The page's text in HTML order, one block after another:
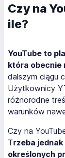
Czy na
ile?
YouTube to
która obecnie
dalszym ciągu
Użytkownicy
różnorodne
warunków
Czy na
Trzeba
określonych